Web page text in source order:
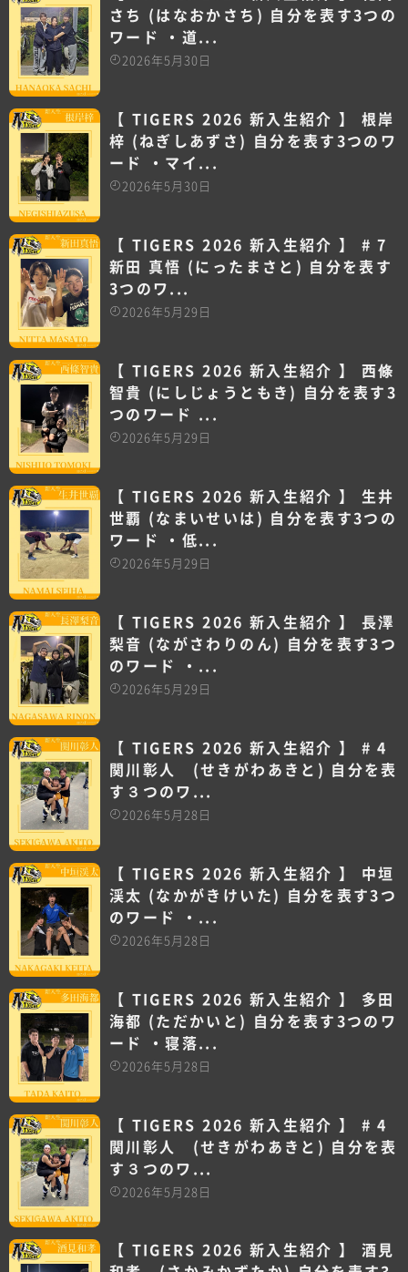
さち (はなおかさち) 自分を表す3つの
ワード ・道...
2026年5月30日
【 TIGERS 2026 新入生紹介 】 根岸
梓 (ねぎしあずさ) 自分を表す3つのワ
ード ・マイ...
2026年5月30日
【 TIGERS 2026 新入生紹介 】 # 7
新田 真悟 (にったまさと) 自分を表す
3つのワ...
2026年5月29日
【 TIGERS 2026 新入生紹介 】 西條
智貴 (にしじょうともき) 自分を表す3
つのワード ...
2026年5月29日
【 TIGERS 2026 新入生紹介 】 生井
世覇 (なまいせいは) 自分を表す3つの
ワード ・低...
2026年5月29日
【 TIGERS 2026 新入生紹介 】 長澤
梨音 (ながさわりのん) 自分を表す3つ
のワード ・...
2026年5月29日
【 TIGERS 2026 新入生紹介 】 # 4
関川彰人 (せきがわあきと) 自分を表
す３つのワ...
2026年5月28日
【 TIGERS 2026 新入生紹介 】 中垣
渓太 (なかがきけいた) 自分を表す3つ
のワード ・...
2026年5月28日
【 TIGERS 2026 新入生紹介 】 多田
海都 (ただかいと) 自分を表す3つのワ
ード ・寝落...
2026年5月28日
【 TIGERS 2026 新入生紹介 】 # 4
関川彰人 (せきがわあきと) 自分を表
す３つのワ...
2026年5月28日
【 TIGERS 2026 新入生紹介 】 酒見